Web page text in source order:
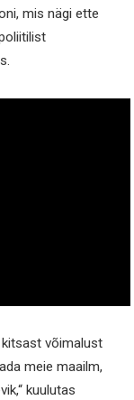
mis nägi ette
kitsast võimalust
meie maailm,
kuulutas